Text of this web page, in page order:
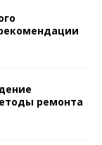
ремонта